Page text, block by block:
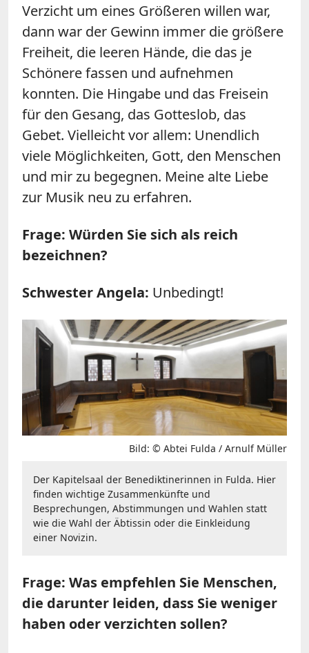
Verzicht um eines Größeren willen war,
dann war der Gewinn immer die größere
Freiheit, die leeren Hände, die das je
Schönere fassen und aufnehmen
konnten. Die Hingabe und das Freisein
für den Gesang, das Gotteslob, das
Gebet. Vielleicht vor allem: Unendlich
viele Möglichkeiten, Gott, den Menschen
und mir zu begegnen. Meine alte Liebe
zur Musik neu zu erfahren.
Frage: Würden Sie sich als reich
bezeichnen?
Schwester Angela: Unbedingt!
Bild: © Abtei Fulda / Arnulf Müller
Der Kapitelsaal der Benediktinerinnen in Fulda. Hier
finden wichtige Zusammenkünfte und
Besprechungen, Abstimmungen und Wahlen statt
wie die Wahl der Äbtissin oder die Einkleidung
einer Novizin.
Frage: Was empfehlen Sie Menschen,
die darunter leiden, dass Sie weniger
haben oder verzichten sollen?